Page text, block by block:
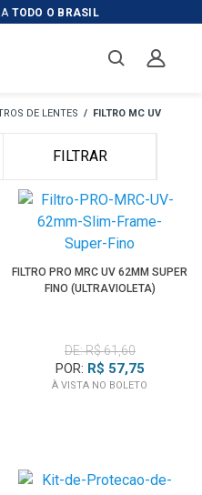
NO BOLETO
DE LENTES FILTRO MC UV
FILTRAR
FILTRO PRO MRC UV 62MM SUPER
FINO (ULTRAVIOLETA)
DE: R$ 61,60
POR: R$ 57,75
À VISTA NO BOLETO